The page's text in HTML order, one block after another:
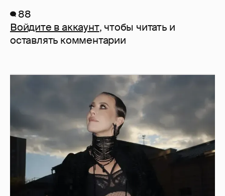
88
Войдите в аккаунт, чтобы читать и
оставлять комментарии